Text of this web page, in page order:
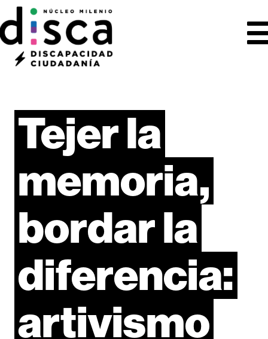
Tejerla
memoria,
bordarla
diferencia:
artivismo